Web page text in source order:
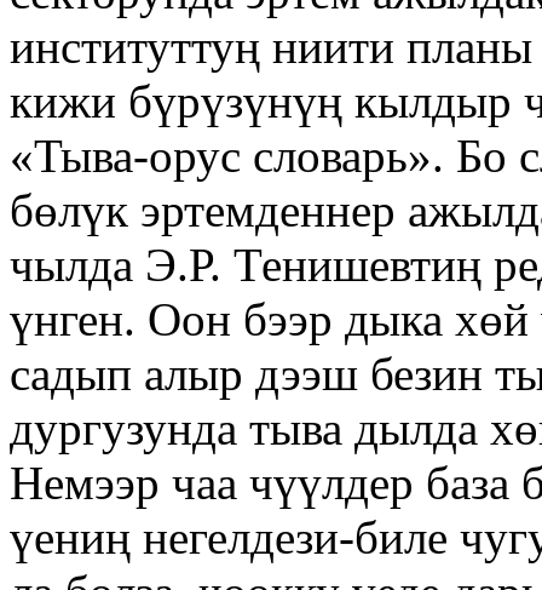
институттуң ниити планы
кижи бүрүзүнүң кылдыр
«Тыва-орус словарь». Бо
бөлүк эртемденнер
чылда Э.Р. Тенишевтиң
үнген. Оон бээр дыка хөй
садып алыр дээш безин
дургузунда тыва дылда
Немээр чаа чүүлдер база
үениң негелдези-биле